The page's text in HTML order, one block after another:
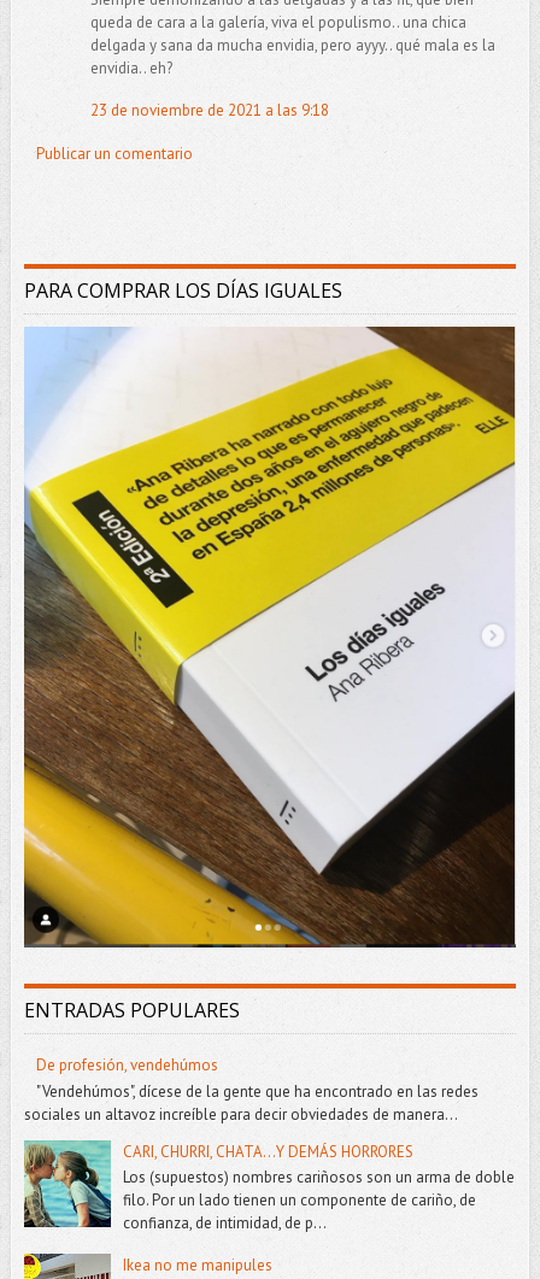
queda de cara a la galería, viva el populismo.. una chica
delgada y sana da mucha envidia, pero ayyy.. qué mala es la
envidia.. eh?
23 de noviembre de 2021 a las 9:18
Publicar un comentario
PARA COMPRAR LOS DÍAS IGUALES
ENTRADAS POPULARES
De profesión, vendehúmos
"Vendehúmos", dícese de la gente que ha encontrado en las redes
sociales un altavoz increíble para decir obviedades de manera...
CARI, CHURRI, CHATA...Y DEMÁS HORRORES
Los (supuestos) nombres cariñosos son un arma de doble
filo. Por un lado tienen un componente de cariño, de
confianza, de intimidad, de p...
Ikea no me manipules